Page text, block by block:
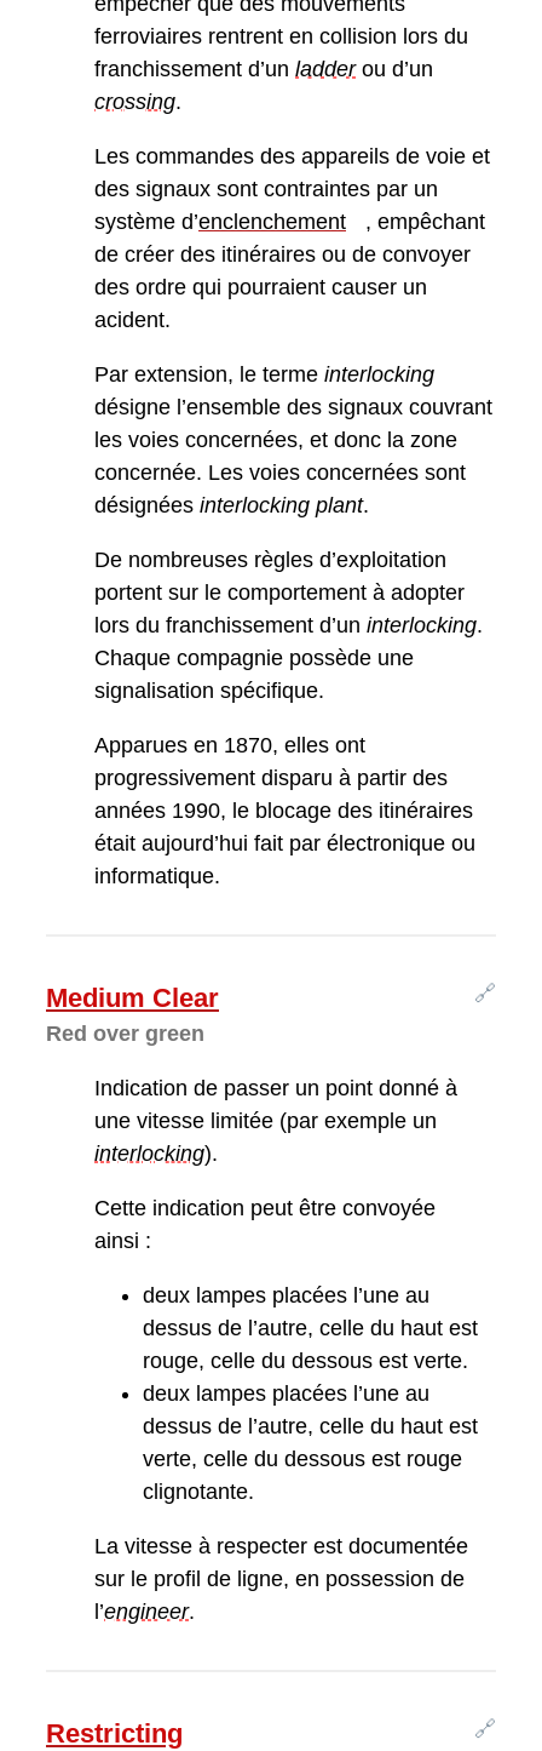
ferroviaires rentrent en collision lors du
franchissement d’un ladderou d’un
crossing.
Les commandes des appareils de voie et
des signaux sont contraintes par un
système d’enclenchement
, empêchant
de créer des itinéraires ou de convoyer
des ordre qui pourraient causer un
acident.
Par extension, le terme interlocking
désigne l’ensemble des signaux couvrant
les voies concernées, et donc la zone
concernée. Les voies concernées sont
désignées interlocking plant.
De nombreuses règles d’exploitation
portent sur le comportement à adopter
lors du franchissement d’un interlocking.
Chaque compagnie possède une
signalisation spécifique.
Apparues en 1870, elles ont
progressivement disparu à partir des
années 1990, le blocage des itinéraires
était aujourd’hui fait par électronique ou
informatique.
🔗
Medium Clear
Red over green
Indication de passer un point donné à
une vitesse limitée (par exemple un
interlocking).
Cette indication peut être convoyée
ainsi :
deux lampes placées l’une au
dessus de l’autre, celle du haut est
rouge, celle du dessous est verte.
deux lampes placées l’une au
dessus de l’autre, celle du haut est
verte, celle du dessous est rouge
clignotante.
La vitesse à respecter est documentée
sur le profil de ligne, en possession de
l’engineer.
🔗
Restricting